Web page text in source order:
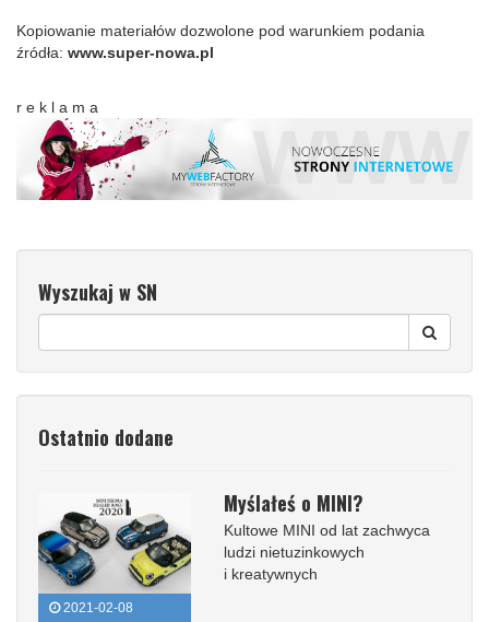
Kopiowanie materiałów dozwolone pod warunkiem podania
źródła: www.super-nowa.pl
r e k l a m a
Wyszukaj w SN
Ostatnio dodane
2021-02-08
Myślałeś o MINI?
Kultowe MINI od lat zachwyca
ludzi nietuzinkowych
i kreatywnych